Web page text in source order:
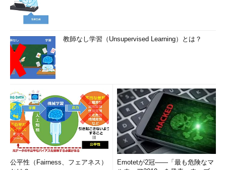
教師なし学習（Unsupervised Learning）とは？
公平性（Fairness、フェアネス）
Emotetが2冠――「最も危険なマ